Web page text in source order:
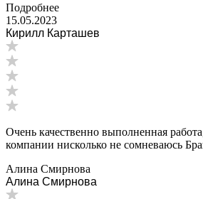
Подробнее
15.05.2023
Кирилл Карташев
Очень качественно выполненная
компании нисколько не сомневаюсь
Алина Смирнова
​Алина Смирнова